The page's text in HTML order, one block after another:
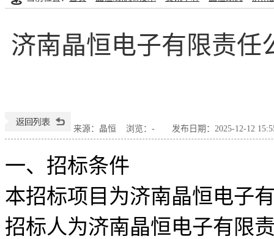
济南晶恒电子有限责任
来源：晶恒 浏览： - 发布日期：2025-12-12
一、招标条件
本招标项目为济南晶恒电子
招标人为济南晶恒电子有限